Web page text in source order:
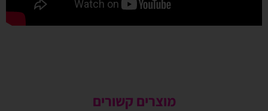
מוצרים קשורים